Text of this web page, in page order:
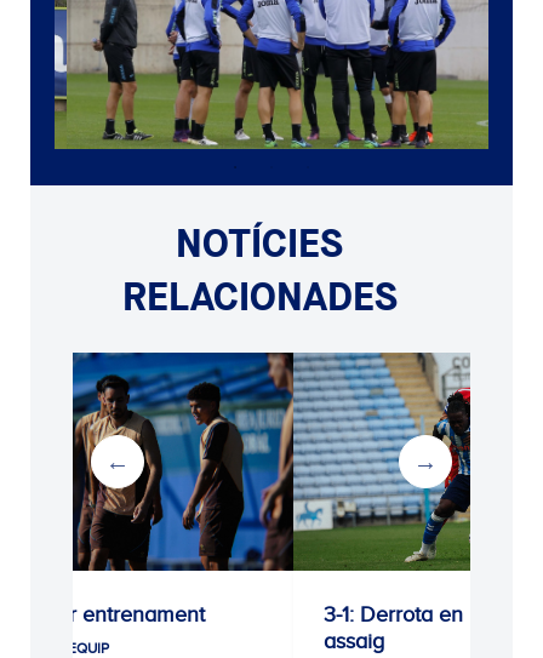
NOTÍCIES
RELACIONADES
Darrer entrenament
PRIMER EQUIP
3-1: Derrota en l’últim
assaig